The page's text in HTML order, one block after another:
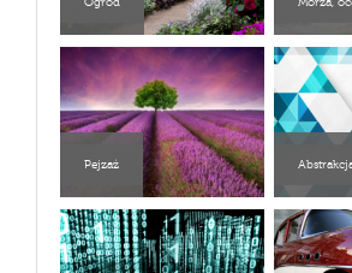
Ogród Morza,
Pejzaż